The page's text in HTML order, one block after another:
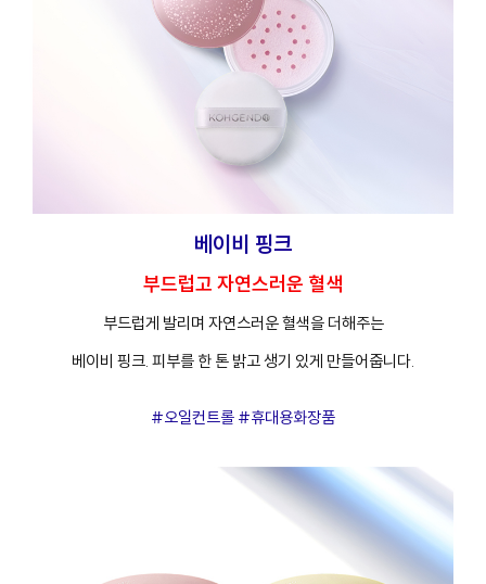
클렌징
베이비 핑크
부드럽고 자연스러운 혈색
부드럽게 발리며 자연스러운 혈색을 더해주는
베이비 핑크. 피부를 한 톤 밝고 생기 있게 만들어줍니다.
#오일컨트롤 #휴대용화장품